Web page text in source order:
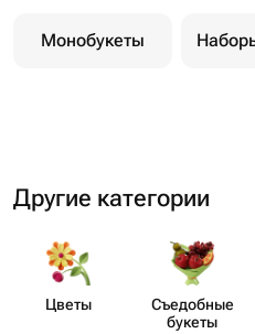
Монобукеты
Другие категории
Цветы
Съедобные
букеты